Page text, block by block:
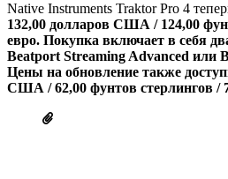
Native Instruments Traktor Pro 4
132,00 долларов США / 124,00
евро. Покупка включает в себя
Beatport Streaming Advanced или
Цены на обновление также
США / 62,00 фунтов стерлингов /